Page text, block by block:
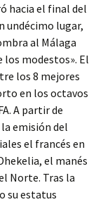
hacia el final del
undécimo lugar,
al Málaga
los modestos». El
los 8 mejores
en los octavos
A partir de
la emisión del
el francés en
el manés
Norte. Tras la
su estatus